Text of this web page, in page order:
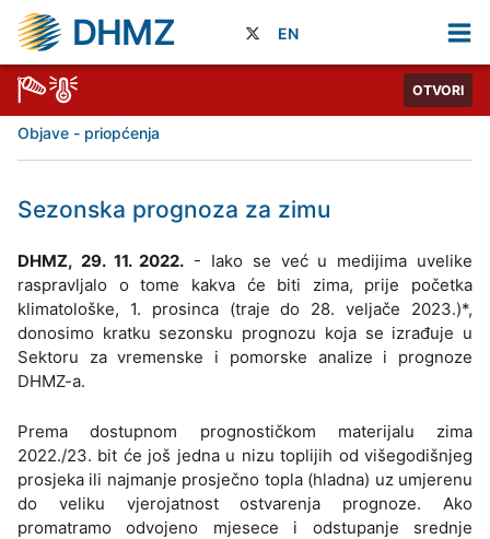
DHMZ EN
OTVORI
Objave - priopćenja
Sezonska prognoza za zimu
DHMZ, 29. 11. 2022. - Iako se već u medijima uvelike
raspravljalo o tome kakva će biti zima, prije početka
klimatološke, 1. prosinca (traje do 28. veljače 2023.)*,
donosimo kratku sezonsku prognozu koja se izrađuje u
Sektoru za vremenske i pomorske analize i prognoze
DHMZ-a.
Prema dostupnom prognostičkom materijalu zima
2022./23. bit će još jedna u nizu toplijih od višegodišnjeg
prosjeka ili najmanje prosječno topla (hladna) uz umjerenu
do veliku vjerojatnost ostvarenja prognoze. Ako
promatramo odvojeno mjesece i odstupanje srednje